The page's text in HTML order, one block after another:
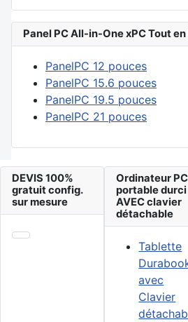
Panel PC All-in-One xPC Tout en
PanelPC 12 pouces
PanelPC 15.6 pouces
PanelPC 19.5 pouces
PanelPC 21 pouces
DEVIS 100%
gratuit config.
sur mesure
Ordinateur PC
portable durci
AVEC clavier
détachable
Tablette
avec
Clavier